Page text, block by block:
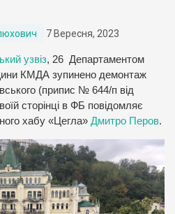
7 Вересня, 2023
узвіз, 26 Департаментом
КМДА зупинено демонтаж
(припис № 644/п від
сторінці в ФБ повідомляє
хабу «Цегла» Дмитро Перов.